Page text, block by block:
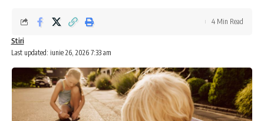
Last updated: iunie 26, 2026 7:33 am
Stiri
4 Min Read